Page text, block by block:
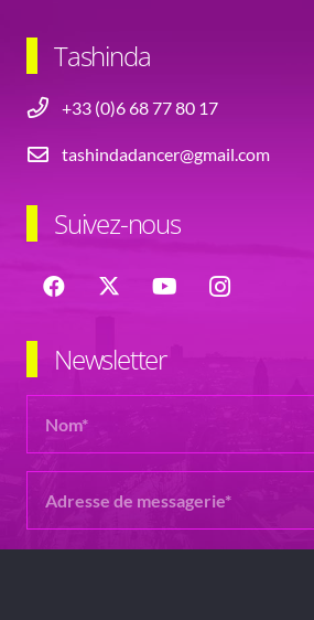
Tashinda
+33 (0)6 68 77 80 17
tashindadancer@gmail.com
Suivez-nous
Newsletter